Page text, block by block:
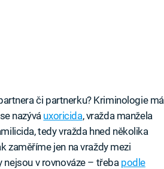
či partnerku? Kriminologie má
nazývá uxoricida, vražda manžela
tedy vražda hned několika
zaměříme jen na vraždy mezi
v rovnováze – třeba podle